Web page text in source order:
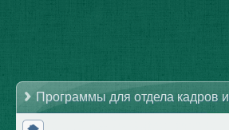
Программы для отдела кадров